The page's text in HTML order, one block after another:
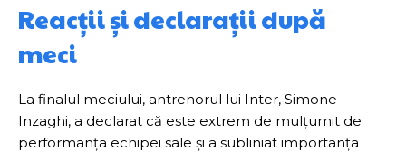
Reacții și declarații după
meci
La finalul meciului, antrenorul lui Inter, Simone
Inzaghi, a declarat că este extrem de mulțumit de
performanța echipei sale și a subliniat importanța